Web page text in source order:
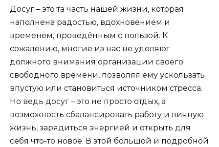
Досуг – это та часть нашей жизни, которая
наполнена радостью, вдохновением и
временем, проведённым с пользой. К
сожалению, многие из нас не уделяют
должного внимания организации своего
свободного времени, позволяя ему ускользать
впустую или становиться источником стресса.
Но ведь досуг – это не просто отдых, а
возможность сбалансировать работу и личную
жизнь, зарядиться энергией и открыть для
себя что-то новое. В этой большой и подробной